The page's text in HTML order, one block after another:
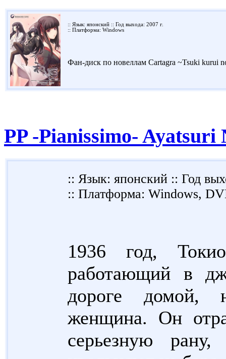
:: Язык: японский :: Год выхода: 2007 г.
:: Платформа: Windows
Фан-диск по новеллам Cartagra ~Tsuki kurui
PP -Pianissimo-
:: Язык: японский :: Год
:: Платформа: Windows,
1936 год,
работающий в
дороге домой,
женщина. Он
серьезную